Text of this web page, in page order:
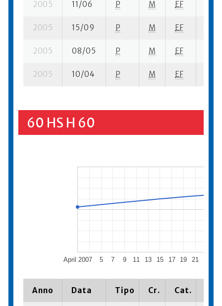
2005 11/06 P M EF
2005 15/09 P M EF
2005 08/05 P M EF
2005 10/04 P M EF
60 HS H 60
April 2007 5 7 9 11 13 15 17 19 21
Anno Data Tipo Cr. Cat.